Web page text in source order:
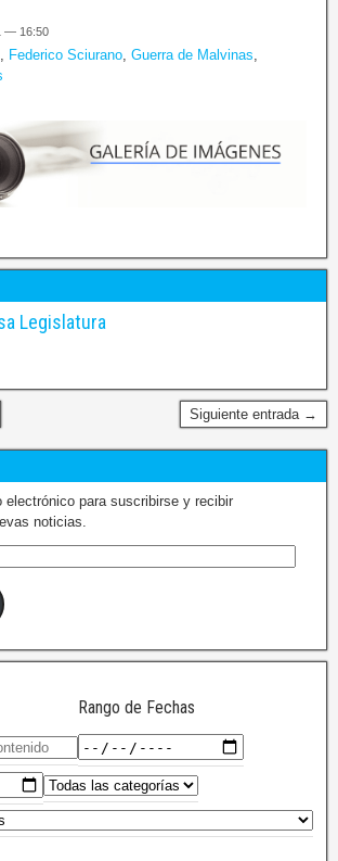
— 16:50
Federico Sciurano Guerra de Malvinas
Legislatura
Siguiente entrada →
electrónico para suscribirse y recibir
noticias.
Rango de Fechas